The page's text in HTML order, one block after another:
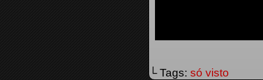
└ Tags: só visto